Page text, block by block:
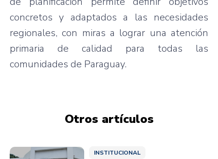
concretos y adaptados a las necesidades
regionales, con miras a lograr una atención
primaria de calidad para todas las
comunidades de Paraguay.
Otros artículos
INSTITUCIONAL